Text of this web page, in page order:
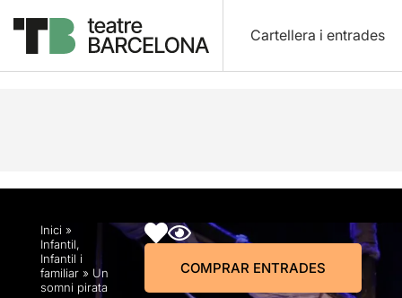
Cartellera i entrades
Descripció Horaris Fitxa artística Fotos i
Inici »
Infantil,
Infantil i
familiar » Un
somni pirata
COMPRAR ENTRADES